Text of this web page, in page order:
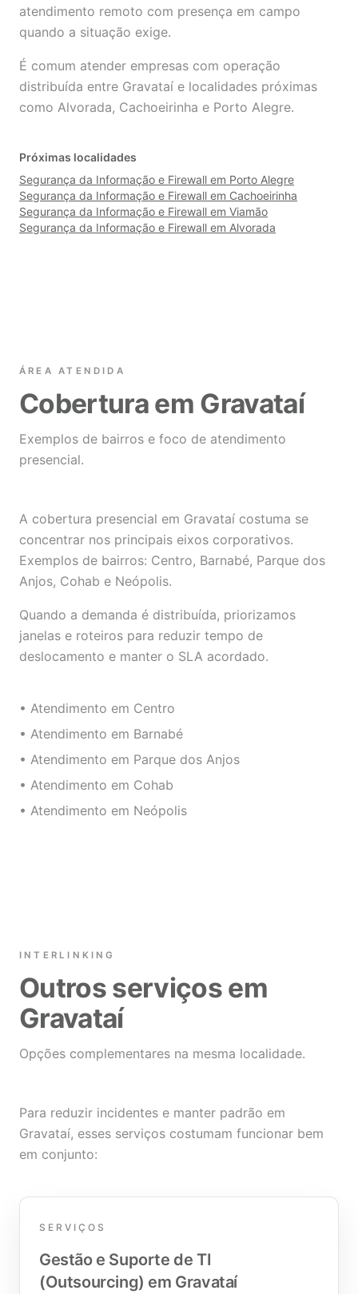
atendimento remoto com presença em campo
quando a situação exige.
É comum atender empresas com operação
distribuída entre Gravataí e localidades próximas
como Alvorada, Cachoeirinha e Porto Alegre.
Próximas localidades
Segurança da Informação e Firewall em Porto Alegre
Segurança da Informação e Firewall em Cachoeirinha
Segurança da Informação e Firewall em Viamão
Segurança da Informação e Firewall em Alvorada
ÁREA ATENDIDA
Cobertura em Gravataí
Exemplos de bairros e foco de atendimento
presencial.
A cobertura presencial em Gravataí costuma se
concentrar nos principais eixos corporativos.
Exemplos de bairros: Centro, Barnabé, Parque dos
Anjos, Cohab e Neópolis.
Quando a demanda é distribuída, priorizamos
janelas e roteiros para reduzir tempo de
deslocamento e manter o SLA acordado.
• Atendimento em Centro
• Atendimento em Barnabé
• Atendimento em Parque dos Anjos
• Atendimento em Cohab
• Atendimento em Neópolis
INTERLINKING
Outros serviços em
Gravataí
Opções complementares na mesma localidade.
Para reduzir incidentes e manter padrão em
Gravataí, esses serviços costumam funcionar bem
em conjunto:
SERVIÇOS
Gestão e Suporte de TI
(Outsourcing) em Gravataí